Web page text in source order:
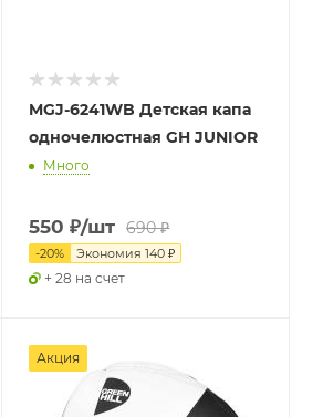
MGJ-6241WB Детская капа
одночелюстная GH JUNIOR
Много
550 ₽/шт 690₽
-20% Экономия140 ₽
+ 28 на счет
Акция